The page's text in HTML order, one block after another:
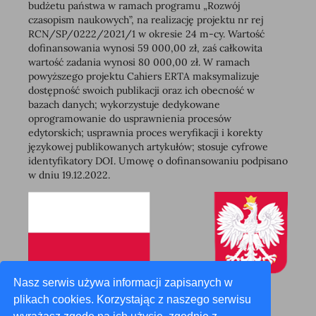
Nasz serwis używa informacji zapisanych w
plikach cookies. Korzystając z naszego serwisu
budżetu państwa w ramach programu „Rozwój
czasopism naukowych”, na realizację projektu nr rej
RCN/SP/0222/2021/1 w okresie 24 m-cy. Wartość
dofinansowania wynosi 59 000,00 zł, zaś całkowita
wartość zadania wynosi 80 000,00 zł. W ramach
powyższego projektu Cahiers ERTA maksymalizuje
dostępność swoich publikacji oraz ich obecność w
bazach danych; wykorzystuje dedykowane
oprogramowanie do usprawnienia procesów
edytorskich; usprawnia proces weryfikacji i korekty
językowej publikowanych artykułów; stosuje cyfrowe
identyfikatory DOI. Umowę o dofinansowaniu podpisano
w dniu 19.12.2022.